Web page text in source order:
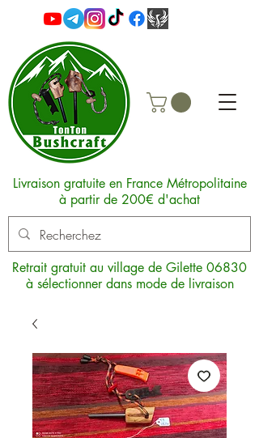
Livraison gratuite en France Métropolitaine
à partir de 200€ d'achat
Retrait gratuit au village de Gilette 06830
à sélectionner dans mode de livraison